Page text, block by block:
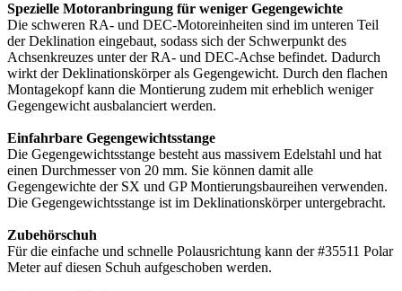
Spezielle Motoranbringung für weniger Gegengewichte
Die schweren RA- und DEC-Motoreinheiten sind im unteren Teil
der Deklination eingebaut, sodass sich der Schwerpunkt des
Achsenkreuzes unter der RA- und DEC-Achse befindet. Dadurch
wirkt der Deklinationskörper als Gegengewicht. Durch den flachen
Montagekopf kann die Montierung zudem mit erheblich weniger
Gegengewicht ausbalanciert werden.
Einfahrbare Gegengewichtsstange
Die Gegengewichtsstange besteht aus massivem Edelstahl und hat
einen Durchmesser von 20 mm. Sie können damit alle
Gegengewichte der SX und GP Montierungsbaureihen verwenden.
Die Gegengewichtsstange ist im Deklinationskörper untergebracht.
Zubehörschuh
Für die einfache und schnelle Polausrichtung kann der #35511 Polar
Meter auf diesen Schuh aufgeschoben werden.